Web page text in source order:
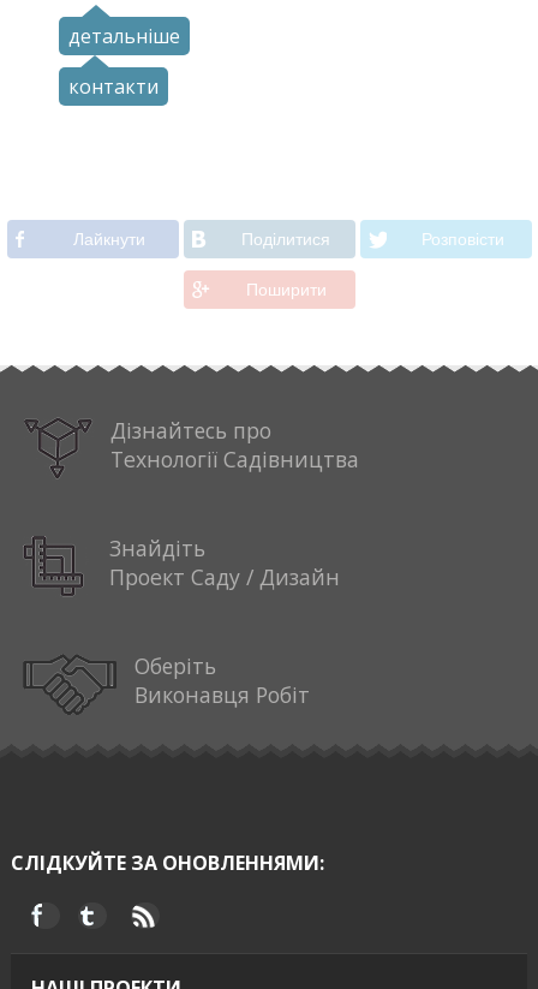
детальніше
контакти
Лайкнути Подiлитися Розповiсти
Поширити
Дізнайтесь про
Технології Садівництва
Знайдіть
Проект Саду / Дизайн
Оберіть
Виконавця Робіт
СЛІДКУЙТЕ ЗА ОНОВЛЕННЯМИ: